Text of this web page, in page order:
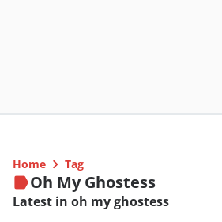
Home Tag
Oh My Ghostess
Latest in oh my ghostess